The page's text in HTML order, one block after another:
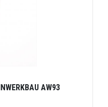
AW93